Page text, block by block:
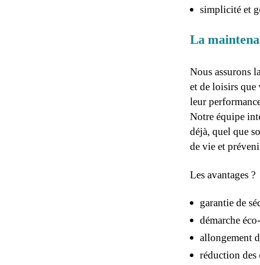
simplicité et
La
Nous assurons
et de loisirs que
leur
Notre équipe
déjà, quel que
de vie et
Les avantages ?
garantie de
démarche
allongement
réduction